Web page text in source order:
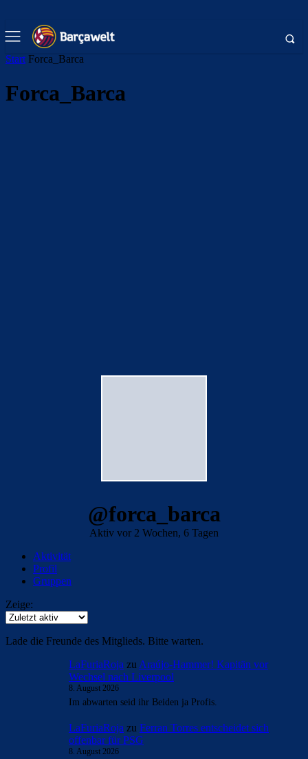
Start Forca_Barca
Forca_Barca
@forca_barca
Aktiv vor 2 Wochen, 6 Tagen
Aktivität
Profil
Gruppen
Zeige:
Lade die Freunde des Mitglieds. Bitte warten.
LaFuriaRoja zu Araújo-Hammer! Kapitän vor
Wechsel nach Liverpool
8. August 2026
Im abwarten seid ihr Beiden ja Profis.
LaFuriaRoja zu Ferran Torres entscheidet sich
offenbar für PSG
8. August 2026